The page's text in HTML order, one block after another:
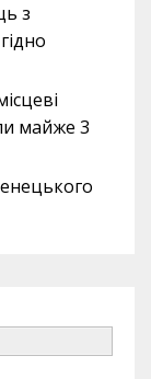
з
майже 3